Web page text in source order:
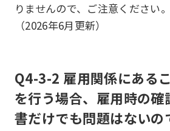
りませんので、ご注意ください。
（2026年6月更新）
Q4-3-2 雇用関係にある
を行う場合、雇用時の確
書だけでも問題はないの